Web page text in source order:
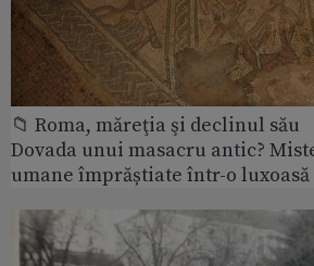
📁 Roma, măreţia şi declinul său
Dovada unui masacru antic?
umane împrăștiate într-o